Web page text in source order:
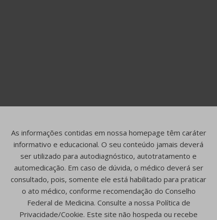
As informações contidas em nossa homepage têm caráter
informativo e educacional. O seu conteúdo jamais deverá
ser utilizado para autodiagnóstico, autotratamento e
automedicação. Em caso de dúvida, o médico deverá ser
consultado, pois, somente ele está habilitado para praticar
o ato médico, conforme recomendação do Conselho
Federal de Medicina. Consulte a nossa Política de
Privacidade/Cookie. Este site não hospeda ou recebe